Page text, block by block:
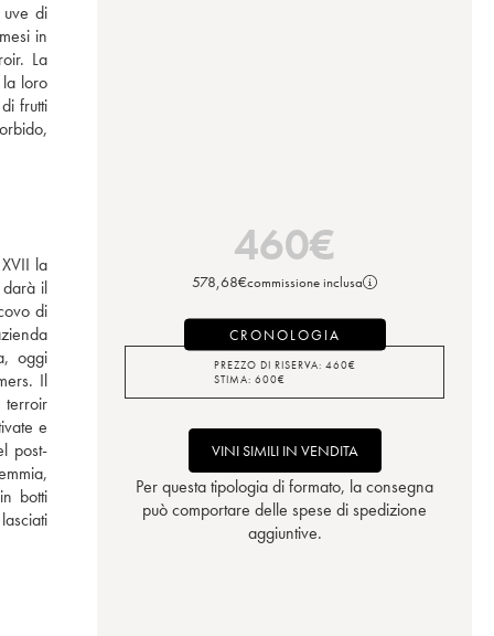
uve di
in
La
loro
frutti
la
il
di
oggi
Il
terroir
e
post-
botti
460€
578,68€commissione inclusa
CRONOLOGIA
PREZZO DI RISERVA: 460€
STIMA: 600€
VINI SIMILI IN VENDITA
Per questa tipologia di formato, la consegna
può comportare delle spese di spedizione
aggiuntive.